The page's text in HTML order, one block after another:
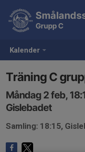
Kalender
Grupp C
Träning C
Måndag 2 feb,
Gislebadet
Samling: 18:15,